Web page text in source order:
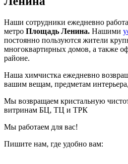
Наши сотрудники ежедневно
метро Площадь Ленина. Нашими
постоянно пользуются жители
многоквартирных домов, а также
районе.
Наша химчистка ежедневно
вашим вещам, предметам
Мы возвращаем кристальную
витринам БЦ, ТЦ и ТРК
Мы работаем для вас!
Пишите нам, где удобно вам: